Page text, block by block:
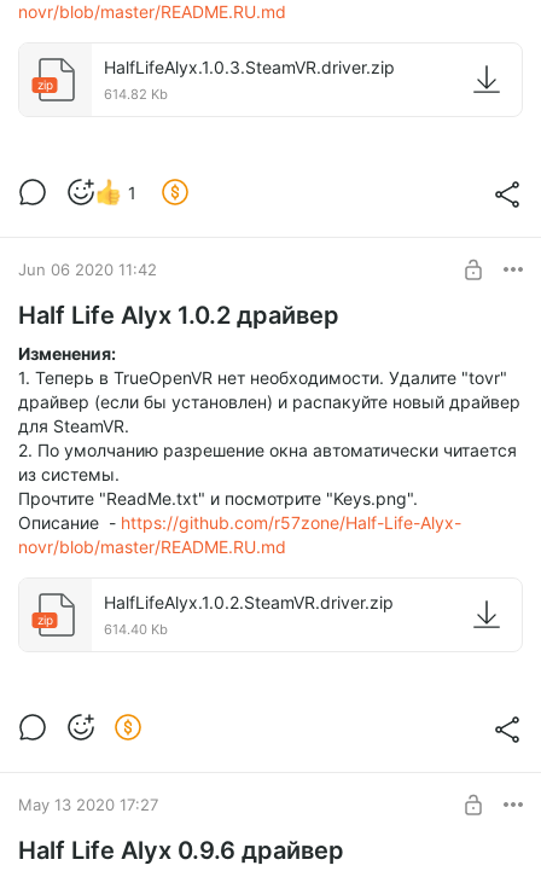
novr/blob/master/README.RU.md
zip
HalfLifeAlyx.1.0.3.SteamVR.driver.zip
614.82 Kb
1
Jun 06 2020 11:42
Half Life Alyx 1.0.2 драйвер
Изменения:
1. Теперь в TrueOpenVR нет необходимости. Удалите "tovr"
драйвер (если бы установлен) и распакуйте новый драйвер
для SteamVR.
2. По умолчанию разрешение окна автоматически читается
из системы.
Прочтите "ReadMe.txt" и посмотрите "Keys.png".
Описание - https://github.com/r57zone/Half-Life-Alyx-
novr/blob/master/README.RU.md
zip
HalfLifeAlyx.1.0.2.SteamVR.driver.zip
614.40 Kb
May 13 2020 17:27
Half Life Alyx 0.9.6 драйвер